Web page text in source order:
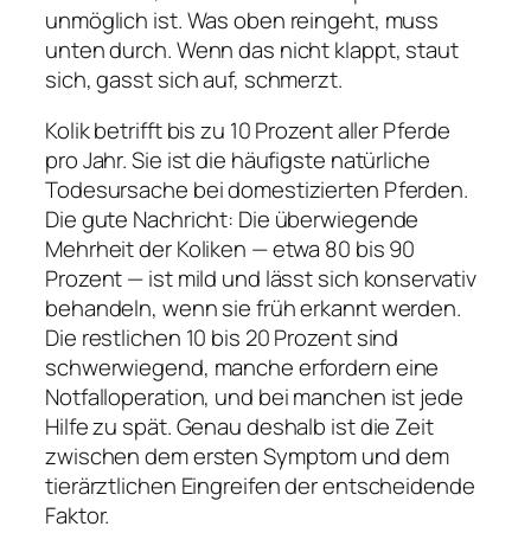
unmöglich ist. Was oben reingeht, muss
unten durch. Wenn das nicht klappt, staut
sich, gasst sich auf, schmerzt.
Kolik betrifft bis zu 10 Prozent aller Pferde
pro Jahr. Sie ist die häufigste natürliche
Todesursache bei domestizierten Pferden.
Die gute Nachricht: Die überwiegende
Mehrheit der Koliken — etwa 80 bis 90
Prozent — ist mild und lässt sich konservativ
behandeln, wenn sie früh erkannt werden.
Die restlichen 10 bis 20 Prozent sind
schwerwiegend, manche erfordern eine
Notfalloperation, und bei manchen ist jede
Hilfe zu spät. Genau deshalb ist die Zeit
zwischen dem ersten Symptom und dem
tierärztlichen Eingreifen der entscheidende
Faktor.